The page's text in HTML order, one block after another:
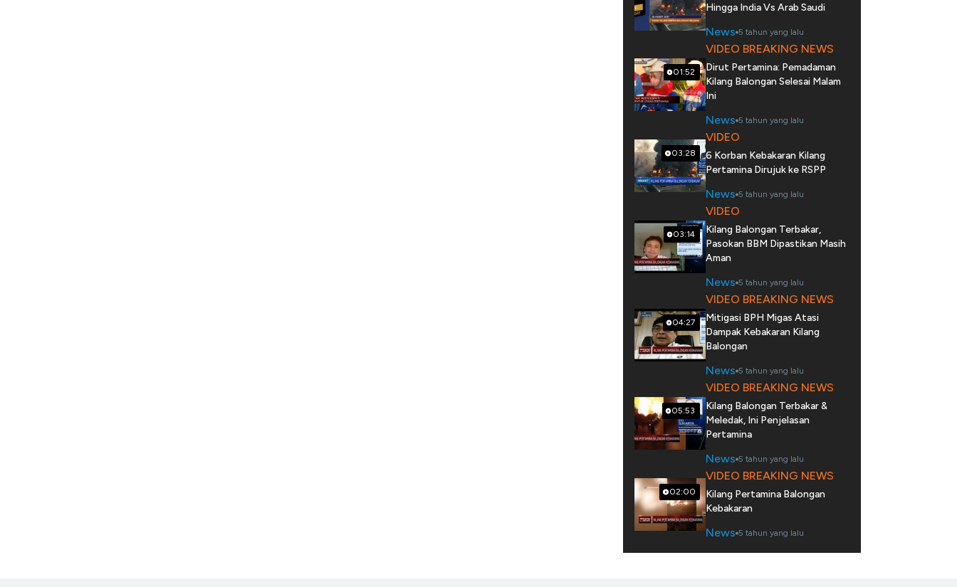
Hingga India Vs Arab Saudi
News 5 tahun yang lalu
01:52
VIDEO BREAKING NEWS
Dirut Pertamina: Pemadaman
Kilang Balongan Selesai Malam
Ini
News 5 tahun yang lalu
03:28
VIDEO
6 Korban Kebakaran Kilang
Pertamina Dirujuk ke RSPP
News 5 tahun yang lalu
03:14
VIDEO
Kilang Balongan Terbakar,
Pasokan BBM Dipastikan Masih
Aman
News 5 tahun yang lalu
04:27
VIDEO BREAKING NEWS
Mitigasi BPH Migas Atasi
Dampak Kebakaran Kilang
Balongan
News 5 tahun yang lalu
05:53
VIDEO BREAKING NEWS
Kilang Balongan Terbakar &
Meledak, Ini Penjelasan
Pertamina
News 5 tahun yang lalu
02:00
VIDEO BREAKING NEWS
Kilang Pertamina Balongan
Kebakaran
News 5 tahun yang lalu